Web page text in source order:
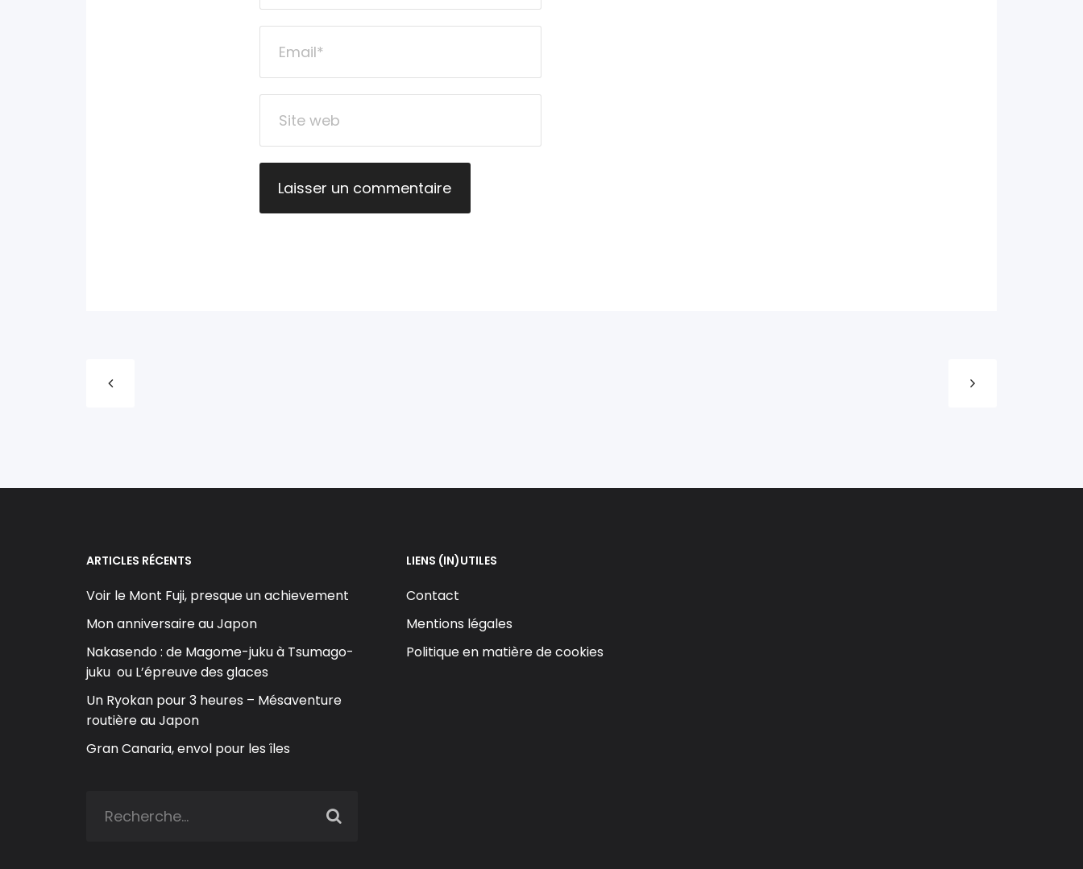
ARTICLES RÉCENTS
Voir le Mont Fuji, presque un achievement
Mon anniversaire au Japon
Nakasendo : de Magome-juku à Tsumago-
juku ou L’épreuve des glaces
Un Ryokan pour 3 heures – Mésaventure
routière au Japon
Gran Canaria, envol pour les îles
LIENS (IN)UTILES
Contact
Mentions légales
Politique en matière de cookies